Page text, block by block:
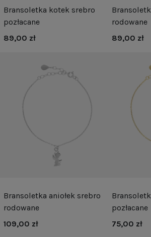
Bransoletka kotek srebro
pozłacane
89,00 zł
rodowane
89,00 zł
Bransoletka aniołek srebro
rodowane
109,00 zł
pozłacane
75,00 zł